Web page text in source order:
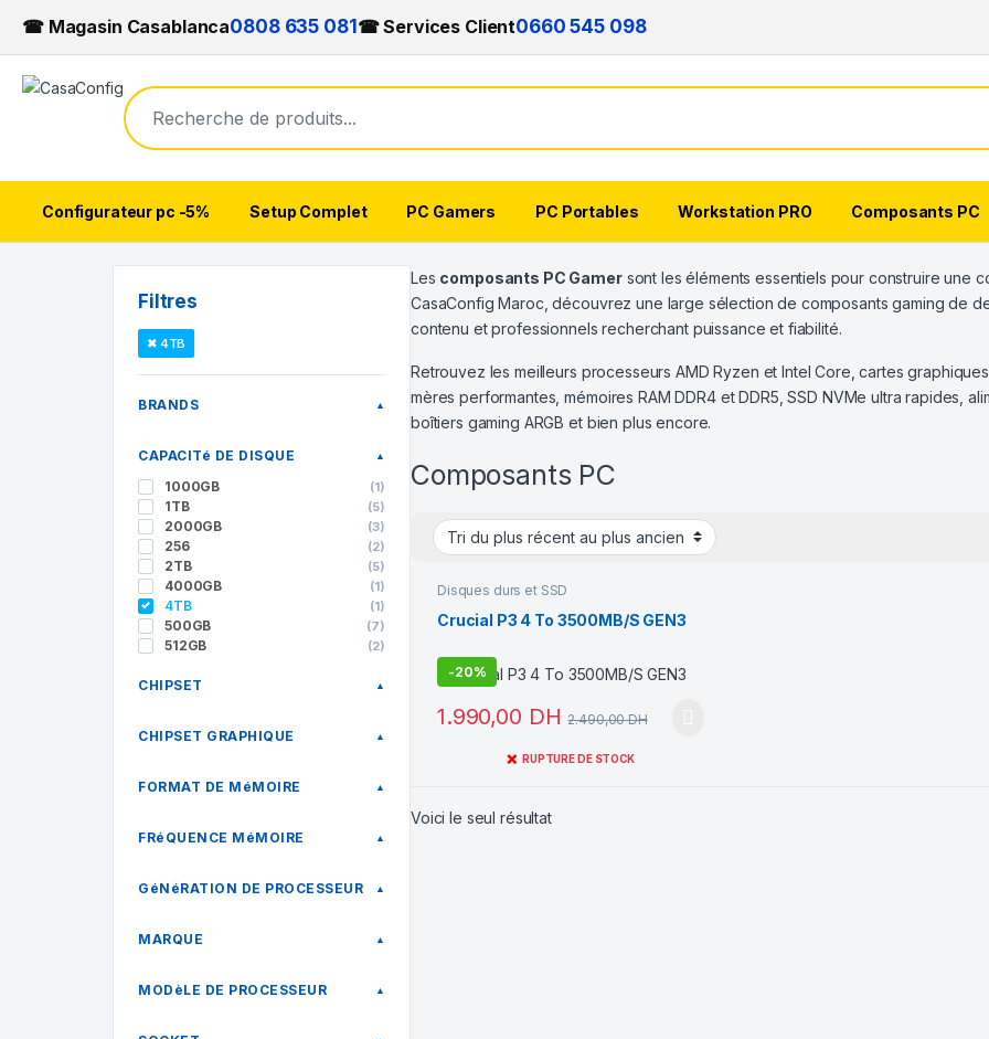
☎ Magasin Casablanca0808 635 081 ☎ Services Client0660 545 098
Configurateur pc -5% Setup Complet PC Gamers PC Portables Workstation PRO Composants PC
Filtres
✖ 4TB
BRANDS ▲
CAPACITé DE DISQUE ▲
1000GB (1)
1TB (5)
2000GB (3)
256 (2)
2TB (5)
4000GB (1)
4TB (1)
500GB (7)
512GB (2)
CHIPSET ▲
CHIPSET GRAPHIQUE ▲
FORMAT DE MéMOIRE ▲
FRéQUENCE MéMOIRE ▲
GéNéRATION DE PROCESSEUR ▲
MARQUE ▲
MODèLE DE PROCESSEUR ▲
Les composants PC Gamersont les éléments essentiels pour construire une
CasaConfig Maroc, découvrez une large sélection de composants gaming de
contenu et professionnels recherchant puissance et fiabilité.
Retrouvez les meilleurs processeurs AMD Ryzen et Intel Core, cartes
mères performantes, mémoires RAM DDR4 et DDR5, SSD NVMe ultra rapides,
boîtiers gaming ARGB et bien plus encore.
Composants PC
Disques durs et SSD
Crucial P3 4 To 3500MB/S GEN3
-20%
1.990,00 DH 2.490,00DH
❌ RUPTURE DE STOCK
Voici le seul résultat